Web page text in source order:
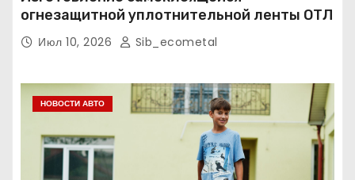
огнезащитной уплотнительной ленты ОТЛ
Июл 10, 2026 Sib_ecometal
НОВОСТИ АВТО